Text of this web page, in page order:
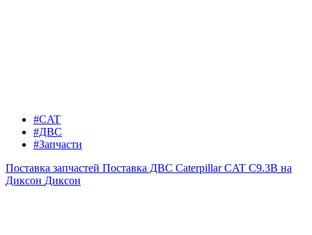
#CAT
#ДВС
#Запчасти
Поставка запчастей Поставка ДВС Caterpillar CAT C9.3B на
Диксон Диксон